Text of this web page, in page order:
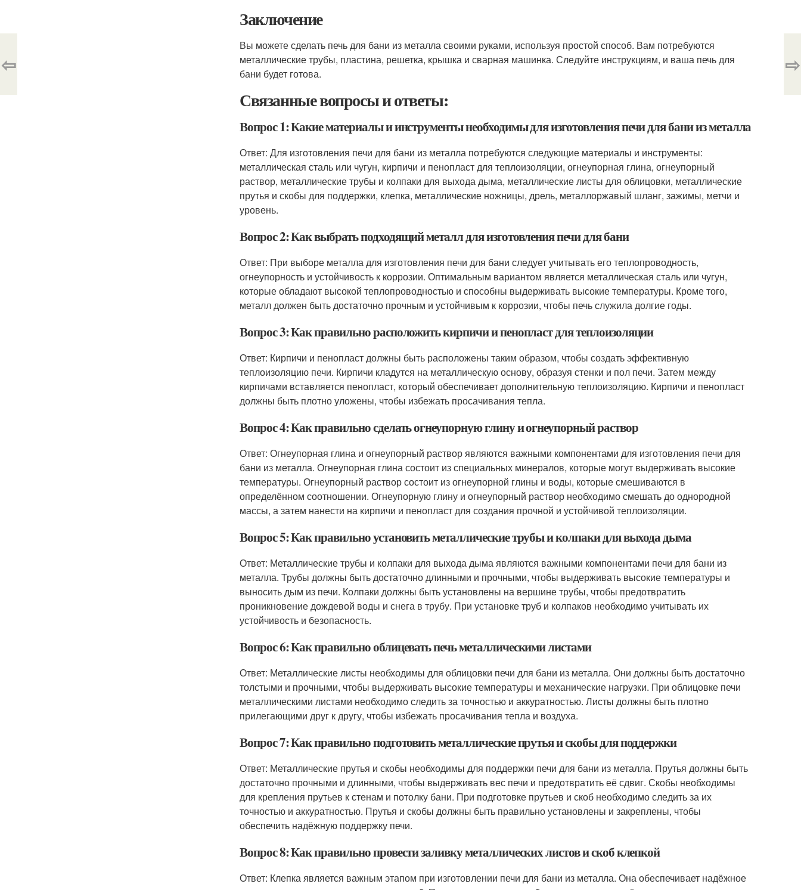
Заключение
Вы можете сделать печь для бани из металла своими руками, используя простой способ. Вам потребуются
металлические трубы, пластина, решетка, крышка и сварная машинка. Следуйте инструкциям, и ваша печь для
бани будет готова.
Связанные вопросы и ответы:
Вопрос 1: Какие материалы и инструменты необходимы для изготовления печи для бани из металла
Ответ: Для изготовления печи для бани из металла потребуются следующие материалы и инструменты:
металлическая сталь или чугун, кирпичи и пенопласт для теплоизоляции, огнеупорная глина, огнеупорный
раствор, металлические трубы и колпаки для выхода дыма, металлические листы для облицовки, металлические
прутья и скобы для поддержки, клепка, металлические ножницы, дрель, металлоржавый шланг, зажимы, метчи и
уровень.
Вопрос 2: Как выбрать подходящий металл для изготовления печи для бани
Ответ: При выборе металла для изготовления печи для бани следует учитывать его теплопроводность,
огнеупорность и устойчивость к коррозии. Оптимальным вариантом является металлическая сталь или чугун,
которые обладают высокой теплопроводностью и способны выдерживать высокие температуры. Кроме того,
металл должен быть достаточно прочным и устойчивым к коррозии, чтобы печь служила долгие годы.
Вопрос 3: Как правильно расположить кирпичи и пенопласт для теплоизоляции
Ответ: Кирпичи и пенопласт должны быть расположены таким образом, чтобы создать эффективную
теплоизоляцию печи. Кирпичи кладутся на металлическую основу, образуя стенки и пол печи. Затем между
кирпичами вставляется пенопласт, который обеспечивает дополнительную теплоизоляцию. Кирпичи и пенопласт
должны быть плотно уложены, чтобы избежать просачивания тепла.
Вопрос 4: Как правильно сделать огнеупорную глину и огнеупорный раствор
Ответ: Огнеупорная глина и огнеупорный раствор являются важными компонентами для изготовления печи для
бани из металла. Огнеупорная глина состоит из специальных минералов, которые могут выдерживать высокие
температуры. Огнеупорный раствор состоит из огнеупорной глины и воды, которые смешиваются в
определённом соотношении. Огнеупорную глину и огнеупорный раствор необходимо смешать до однородной
массы, а затем нанести на кирпичи и пенопласт для создания прочной и устойчивой теплоизоляции.
Вопрос 5: Как правильно установить металлические трубы и колпаки для выхода дыма
Ответ: Металлические трубы и колпаки для выхода дыма являются важными компонентами печи для бани из
металла. Трубы должны быть достаточно длинными и прочными, чтобы выдерживать высокие температуры и
выносить дым из печи. Колпаки должны быть установлены на вершине трубы, чтобы предотвратить
проникновение дождевой воды и снега в трубу. При установке труб и колпаков необходимо учитывать их
устойчивость и безопасность.
Вопрос 6: Как правильно облицевать печь металлическими листами
Ответ: Металлические листы необходимы для облицовки печи для бани из металла. Они должны быть достаточно
толстыми и прочными, чтобы выдерживать высокие температуры и механические нагрузки. При облицовке печи
металлическими листами необходимо следить за точностью и аккуратностью. Листы должны быть плотно
прилегающими друг к другу, чтобы избежать просачивания тепла и воздуха.
Вопрос 7: Как правильно подготовить металлические прутья и скобы для поддержки
Ответ: Металлические прутья и скобы необходимы для поддержки печи для бани из металла. Прутья должны быть
достаточно прочными и длинными, чтобы выдерживать вес печи и предотвратить её сдвиг. Скобы необходимы
для крепления прутьев к стенам и потолку бани. При подготовке прутьев и скоб необходимо следить за их
точностью и аккуратностью. Прутья и скобы должны быть правильно установлены и закреплены, чтобы
обеспечить надёжную поддержку печи.
Вопрос 8: Как правильно провести заливку металлических листов и скоб клепкой
Ответ: Клепка является важным этапом при изготовлении печи для бани из металла. Она обеспечивает надёжное
⇦ ⇨